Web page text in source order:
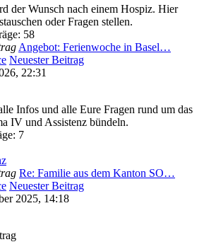
der Wunsch nach einem Hospiz. Hier
oder Fragen stellen.
: 58
Angebot: Ferienwoche in Basel…
Neuester Beitrag
22:31
Infos und alle Eure Fragen rund um das
IV und Assistenz bündeln.
: 7
Re: Familie aus dem Kanton SO…
Neuester Beitrag
2025, 14:18